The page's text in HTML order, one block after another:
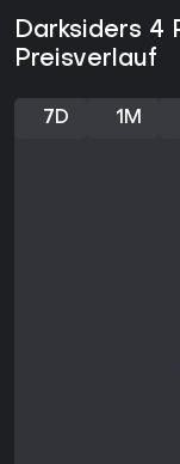
werden.
Darksiders 4
Preisverlauf
7D 1M